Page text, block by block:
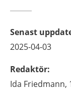
Senast
2025-04-03
Redaktör:
Ida Friedmann,